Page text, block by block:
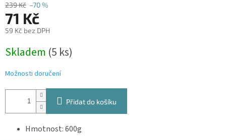
239 Kč –70 %
71 Kč
59 Kč bez DPH
cena:
Skladem (5 ks)
Možnosti doručení
Přidat do košíku
Hmotnost: 600g